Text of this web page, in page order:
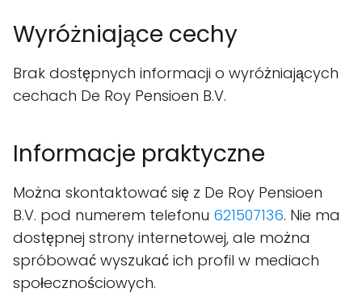
Wyróżniające cechy
Brak dostępnych informacji o wyróżniających
cechach De Roy Pensioen B.V.
Informacje praktyczne
Można skontaktować się z De Roy Pensioen
B.V. pod numerem telefonu 621507136. Nie ma
dostępnej strony internetowej, ale można
spróbować wyszukać ich profil w mediach
społecznościowych.